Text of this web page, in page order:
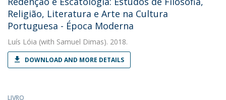
Religião, Literatura e Arte na Cultura
Portuguesa - Época Moderna
Luís Lóia (with Samuel Dimas). 2018.
DOWNLOAD AND MORE DETAILS
LIVRO